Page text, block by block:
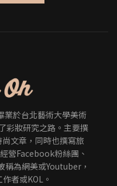
業於台北藝術大學美術
彩妝研究之路。主要撰
文章，同時也撰寫旅
營Facebook粉絲團、
為網美或Youtuber，
者或KOL。